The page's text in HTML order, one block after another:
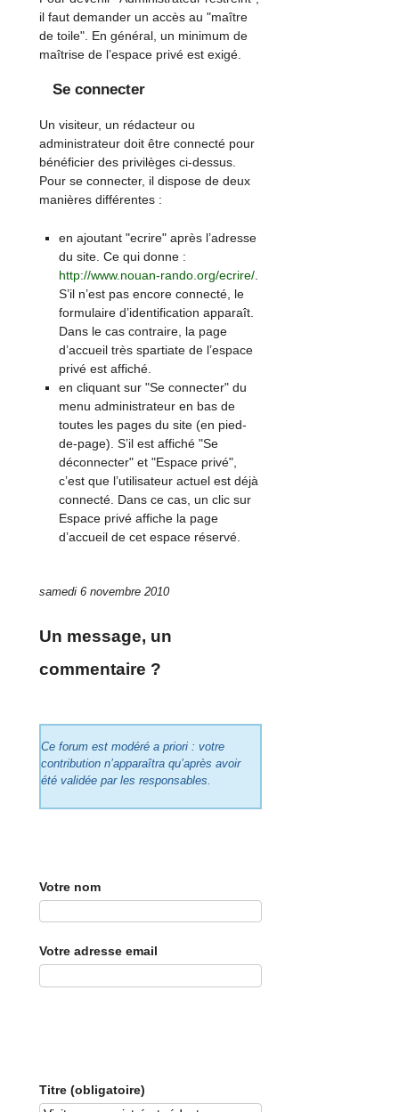
il faut demander un accès au "maître
de toile". En général, un minimum de
maîtrise de l’espace privé est exigé.
Se connecter
Un visiteur, un rédacteur ou
administrateur doit être connecté pour
bénéficier des privilèges ci-dessus.
Pour se connecter, il dispose de deux
manières différentes :
en ajoutant "ecrire" après l’adresse
du site. Ce qui donne :
http://www.nouan-rando.org/ecrire/.
S’il n’est pas encore connecté, le
formulaire d’identification apparaît.
Dans le cas contraire, la page
d’accueil très spartiate de l’espace
privé est affiché.
en cliquant sur "Se connecter" du
menu administrateur en bas de
toutes les pages du site (en pied-
de-page). S’il est affiché "Se
déconnecter" et "Espace privé",
c’est que l’utilisateur actuel est déjà
connecté. Dans ce cas, un clic sur
Espace privé affiche la page
d’accueil de cet espace réservé.
samedi 6 novembre 2010
Un message, un
commentaire ?
Ce forum est modéré a priori : votre
contribution n’apparaîtra qu’après avoir
été validée par les responsables.
Votre nom
Votre adresse email
Titre (obligatoire)